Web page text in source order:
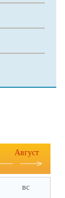
Август
вс